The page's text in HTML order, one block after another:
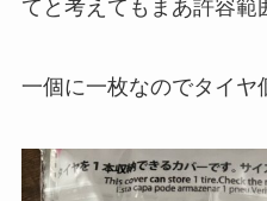
てと考えてもまあ許容範
一個に一枚なのでタイヤ